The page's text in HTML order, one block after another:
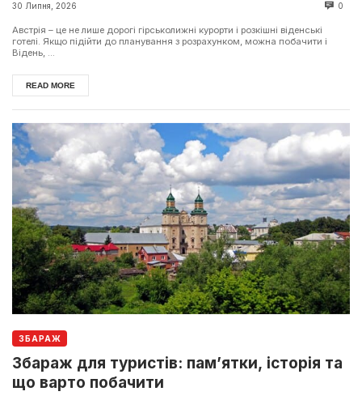
30 Липня, 2026 0
Австрія – це не лише дорогі гірськолижні курорти і розкішні віденські
готелі. Якщо підійти до планування з розрахунком, можна побачити і
Відень, ...
READ MORE
ЗБАРАЖ
Збараж для туристів: пам’ятки, історія та
що варто побачити